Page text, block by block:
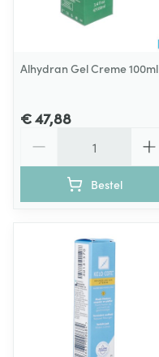
Alhydran Gel Creme 100ml
€ 47,88
Bestel